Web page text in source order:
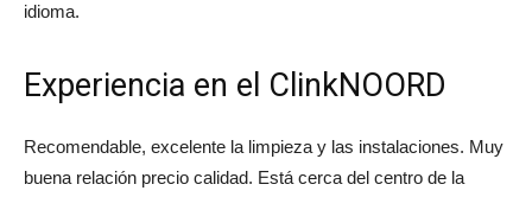
idioma.
Experiencia en el ClinkNOORD
Recomendable, excelente la limpieza y las instalaciones. Muy
buena relación precio calidad. Está cerca del centro de la